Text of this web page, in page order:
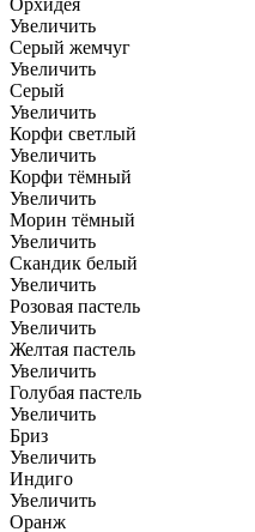
Орхидея
Увеличить
Серый жемчуг
Увеличить
Серый
Увеличить
Корфи светлый
Увеличить
Корфи тёмный
Увеличить
Морин тёмный
Увеличить
Скандик белый
Увеличить
Розовая пастель
Увеличить
Желтая пастель
Увеличить
Голубая пастель
Увеличить
Бриз
Увеличить
Индиго
Увеличить
Оранж